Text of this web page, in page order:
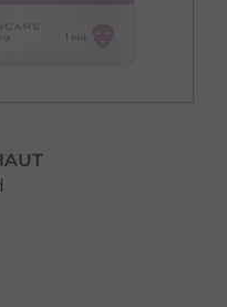
bei Couperose &